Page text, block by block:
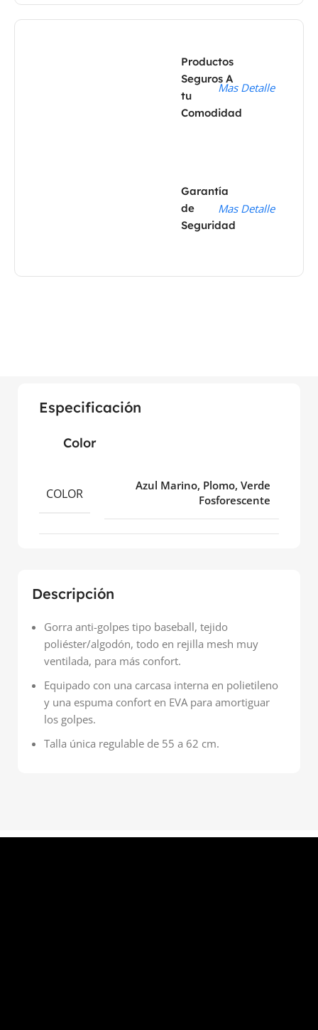
Productos
Seguros A
tu
Comodidad
Mas Detalle
Garantía
de
Seguridad
Mas Detalle
Descripción
Gorra anti-golpes tipo baseball, tejido
poliéster/algodón, todo en rejilla mesh muy
ventilada, para más confort.
Equipado con una carcasa interna en polietileno
y una espuma confort en EVA para amortiguar
los golpes.
Talla única regulable de 55 a 62 cm.
Especificación
Color
COLOR
Azul Marino, Plomo, Verde
Fosforescente